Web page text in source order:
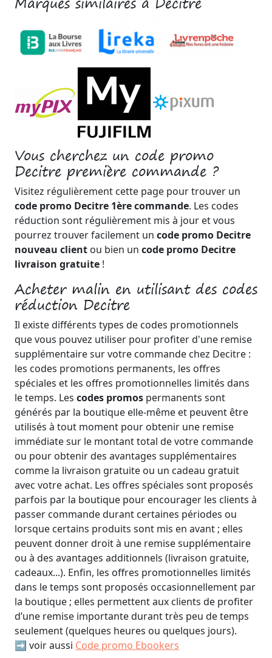
Vous cherchez un code promo
Decitre première commande ?
Visitez régulièrement cette page pour trouver un
code promo Decitre 1ère commande. Les codes
réduction sont régulièrement mis à jour et vous
pourrez trouver facilement un code promo Decitre
nouveau client ou bien un code promo Decitre
livraison gratuite !
Acheter malin en utilisant des codes
réduction Decitre
Il existe différents types de codes promotionnels
que vous pouvez utiliser pour profiter d'une remise
supplémentaire sur votre commande chez Decitre :
les codes promotions permanents, les offres
spéciales et les offres promotionnelles limités dans
le temps. Les codes promos permanents sont
générés par la boutique elle-même et peuvent être
utilisés à tout moment pour obtenir une remise
immédiate sur le montant total de votre commande
ou pour obtenir des avantages supplémentaires
comme la livraison gratuite ou un cadeau gratuit
avec votre achat. Les offres spéciales sont proposés
parfois par la boutique pour encourager les clients à
passer commande durant certaines périodes ou
lorsque certains produits sont mis en avant ; elles
peuvent donner droit à une remise supplémentaire
ou à des avantages additionnels (livraison gratuite,
cadeaux...). Enfin, les offres promotionnelles limités
dans le temps sont proposés occasionnellement par
la boutique ; elles permettent aux clients de profiter
d’une remise importante durant très peu de temps
seulement (quelques heures ou quelques jours).
➡️ voir aussi Code promo Ebookers